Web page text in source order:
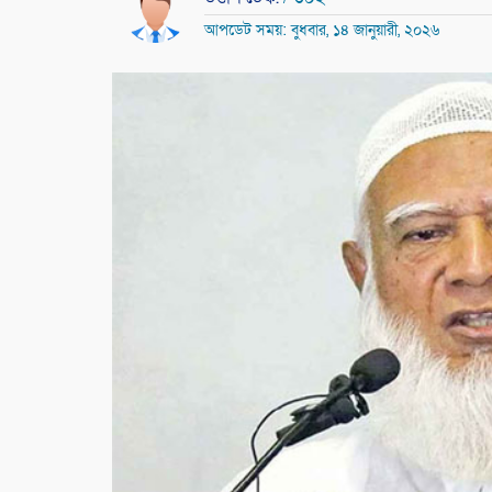
আপডেট সময়: বুধবার, ১৪ জানুয়ারী, ২০২৬